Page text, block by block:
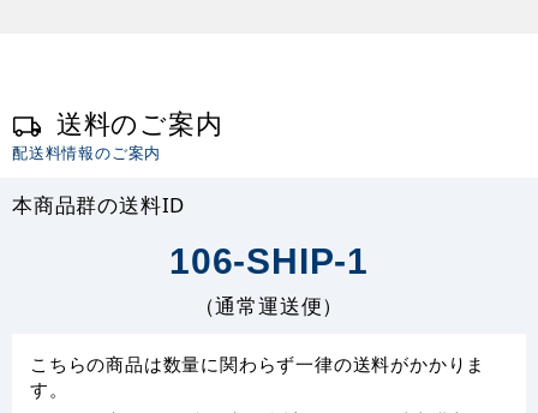
送料のご案内
配送料情報のご案内
本商品群の送料ID
106-SHIP-1
（通常運送便）
こちらの商品は数量に関わらず一律の送料がかかりま
す。